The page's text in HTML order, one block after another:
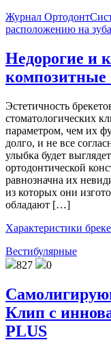
Журнал Ортодонт
расположению на
Недорогие и
композитные
Эстетичность
стоматологических
параметром, чем их
долго, и не все
улыбка будет
ортодонтической
равнозначна их
из которых они
обладают […]
Характеристики
Вестибулярные
827
0
Клип с
PLUS